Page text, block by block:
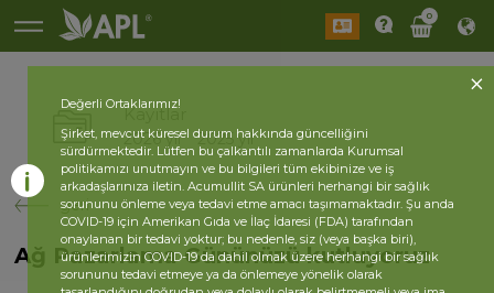
0
Kayıtlar
2026 yıl 2025 yıl
geri
Ağ Pazarlama Gününüzü kutluyoruz
Değerli Ortaklarımız!
Şirket, mevcut küresel durum hakkında güncelliğini
sürdürmektedir. Lütfen bu çalkantılı zamanlarda Kurumsal
politikamızı unutmayın ve bu bilgileri tüm ekibinize ve iş
arkadaşlarınıza iletin. Acumullit SA ürünleri herhangi bir sağlık
sorununu önleme veya tedavi etme amacı taşımamaktadır. Şu anda
COVID-19 için Amerikan Gıda ve İlaç İdaresi (FDA) tarafından
onaylanan bir tedavi yoktur; bu nedenle, siz (veya başka biri),
ürünlerimizin COVID-19 da dahil olmak üzere herhangi bir sağlık
sorununu tedavi etmeye ya da önlemeye yönelik olarak